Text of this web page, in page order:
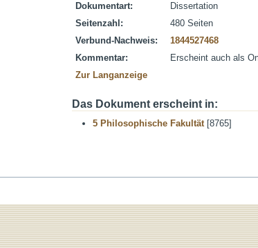
Dokumentart:
Dissertation
Seitenzahl:
480 Seiten
Verbund-Nachweis:
1844527468
Kommentar:
Erscheint auch als
Zur Langanzeige
Das Dokument erscheint in:
5 Philosophische Fakultät[8765]